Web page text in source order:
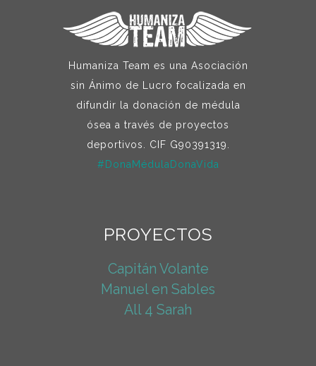
Humaniza Team es una Asociación
sin Ánimo de Lucro focalizada en
difundir la donación de médula
ósea a través de proyectos
deportivos. CIF G90391319.
#DonaMédulaDonaVida
PROYECTOS
Capitán Volante
Manuel en Sables
All 4 Sarah